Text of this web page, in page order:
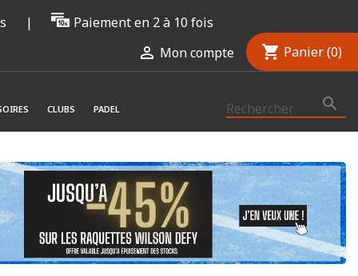
| Paiement en 2 à 10 fois
 Mon compte shopping_cart Panier (0)

CLUBS PADEL